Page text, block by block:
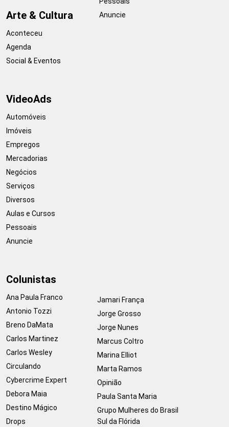
Arte & Cultura
Aconteceu
Agenda
Social & Eventos
Anuncie
VideoAds
Automóveis
Imóveis
Empregos
Mercadorias
Negócios
Serviços
Diversos
Aulas e Cursos
Pessoais
Anuncie
Colunistas
Ana Paula Franco
Antonio Tozzi
Breno DaMata
Carlos Martinez
Carlos Wesley
Circulando
Cybercrime Expert
Debora Maia
Destino Mágico
Drops
Jamari França
Jorge Grosso
Jorge Nunes
Marcus Coltro
Marina Elliot
Marta Ramos
Opinião
Paula Santa Maria
Grupo Mulheres do Brasil
Sul da Flórida